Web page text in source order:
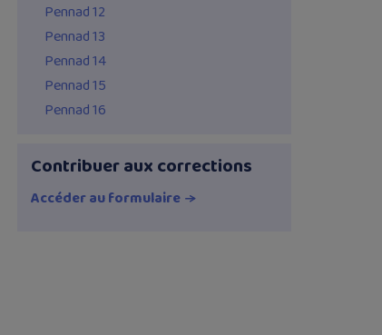
Pennad 12
Pennad 13
Pennad 14
Pennad 15
Pennad 16
Contribuer aux corrections
Accéder au formulaire